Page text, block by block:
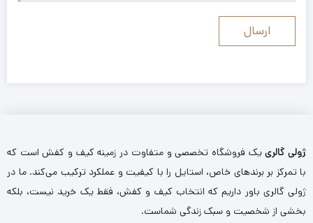
ژولی گالرییک فروشگاه تخصصی و متفاوت در زمینه کیف و کفش است که
با تمرکز بر برندهای خاص، استایل را با کیفیت و عملکرد ترکیب می‌کند. ما در
ژولی گالری باور داریم که انتخاب کیف و کفش، فقط یک خرید نیست، بلکه
بخشی از شخصیت و سبک زندگی شماست.